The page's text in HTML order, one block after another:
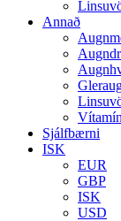
Annað
Vítamín
Sjálfbærni
ISK
EUR
GBP
ISK
USD